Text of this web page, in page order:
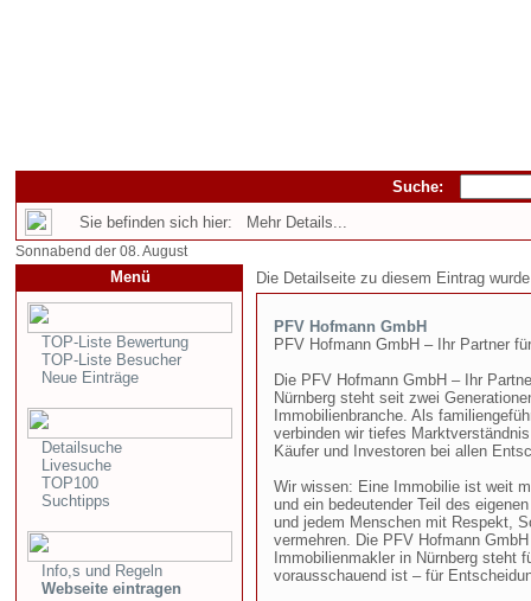
Suche:
Sie befinden sich hier: Mehr Details...
Sonnabend der 08. August
Menü
TOP-Liste Bewertung
TOP-Liste Besucher
Neue Einträge
Detailsuche
Livesuche
TOP100
Suchtipps
Info,s und Regeln
Webseite eintragen
Die Detailseite zu diesem Eintrag
PFV Hofmann GmbH
PFV Hofmann GmbH – Ihr Partner
Die PFV Hofmann GmbH – Ihr
Nürnberg steht seit zwei
Immobilienbranche. Als
verbinden wir tiefes
Käufer und Investoren bei allen
Wir wissen: Eine Immobilie ist weit
und ein bedeutender Teil des
und jedem Menschen mit Respekt,
vermehren. Die PFV Hofmann
Immobilienmakler in Nürnberg steht
vorausschauend ist – für